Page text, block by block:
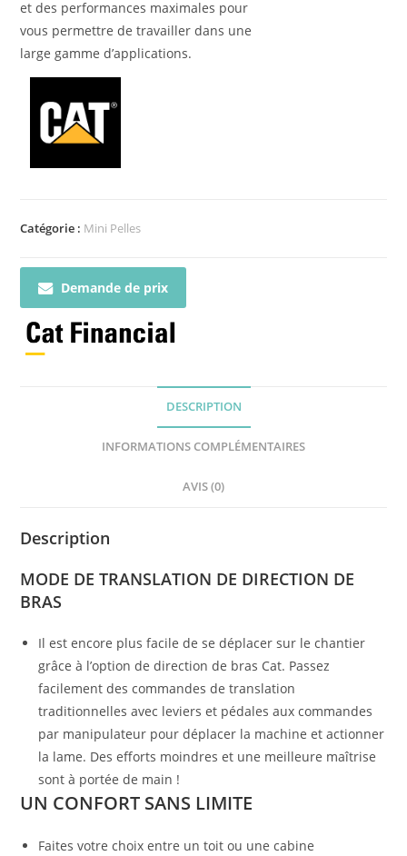
et des performances maximales pour
vous permettre de travailler dans une
large gamme d’applications.
Catégorie : Mini Pelles
Demande de prix
DESCRIPTION
INFORMATIONS COMPLÉMENTAIRES
AVIS (0)
Description
MODE DE TRANSLATION DE DIRECTION DE
BRAS
Il est encore plus facile de se déplacer sur le chantier
grâce à l’option de direction de bras Cat. Passez
facilement des commandes de translation
traditionnelles avec leviers et pédales aux commandes
par manipulateur pour déplacer la machine et actionner
la lame. Des efforts moindres et une meilleure maîtrise
sont à portée de main !
UN CONFORT SANS LIMITE
Faites votre choix entre un toit ou une cabine